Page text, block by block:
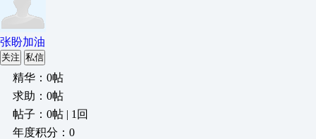
张盼加油
关注 私信
精华：0帖
求助：0帖
帖子：0帖 | 1回
年度积分：0